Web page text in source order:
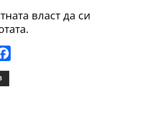
власт да си